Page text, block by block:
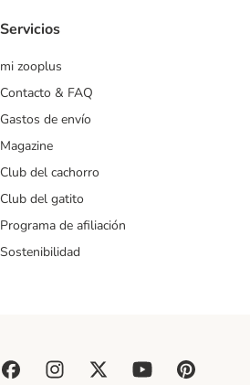
Servicios
mi zooplus
Contacto & FAQ
Gastos de envío
Magazine
Club del cachorro
Club del gatito
Programa de afiliación
Sostenibilidad